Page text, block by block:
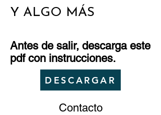
Y ALGO MÁS
Antes de salir, descarga este
pdf con instrucciones.
DESCARGAR
Contacto